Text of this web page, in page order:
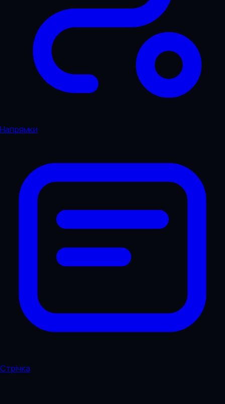
Напрямки
Стрічка